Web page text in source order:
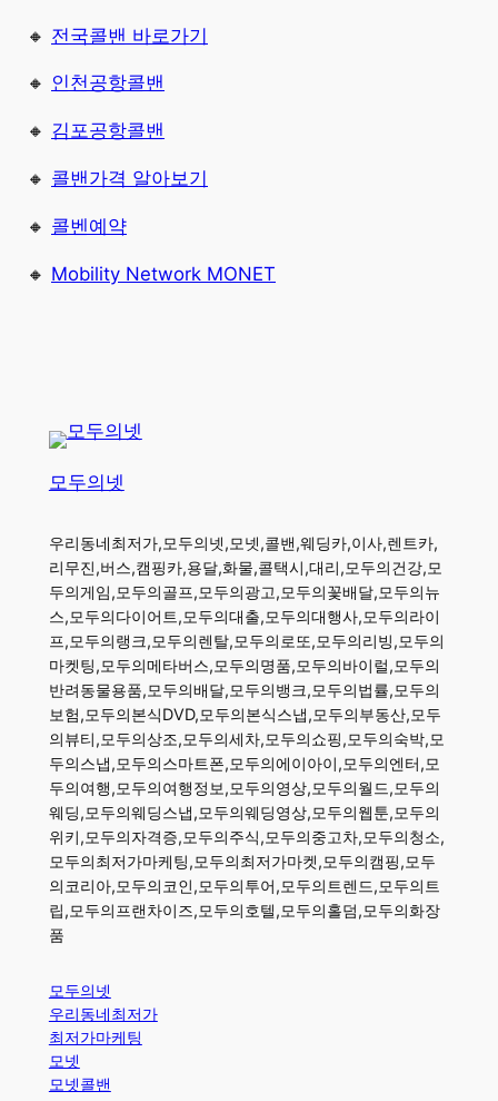
🔸 전국콜밴 바로가기
🔸 인천공항콜밴
🔸 김포공항콜밴
🔸 콜밴가격 알아보기
🔸 콜벤예약
🔸 Mobility Network MONET
모두의넷
우리동네최저가,모두의넷,모넷,콜밴,웨딩카,이사,렌트카,
리무진,버스,캠핑카,용달,화물,콜택시,대리,모두의건강,모
두의게임,모두의골프,모두의광고,모두의꽃배달,모두의뉴
스,모두의다이어트,모두의대출,모두의대행사,모두의라이
프,모두의랭크,모두의렌탈,모두의로또,모두의리빙,모두의
마켓팅,모두의메타버스,모두의명품,모두의바이럴,모두의
반려동물용품,모두의배달,모두의뱅크,모두의법률,모두의
보험,모두의본식DVD,모두의본식스냅,모두의부동산,모두
의뷰티,모두의상조,모두의세차,모두의쇼핑,모두의숙박,모
두의스냅,모두의스마트폰,모두의에이아이,모두의엔터,모
두의여행,모두의여행정보,모두의영상,모두의월드,모두의
웨딩,모두의웨딩스냅,모두의웨딩영상,모두의웹툰,모두의
위키,모두의자격증,모두의주식,모두의중고차,모두의청소,
모두의최저가마케팅,모두의최저가마켓,모두의캠핑,모두
의코리아,모두의코인,모두의투어,모두의트렌드,모두의트
립,모두의프랜차이즈,모두의호텔,모두의홀덤,모두의화장
품
모두의넷
우리동네최저가
최저가마케팅
모넷
모넷콜밴